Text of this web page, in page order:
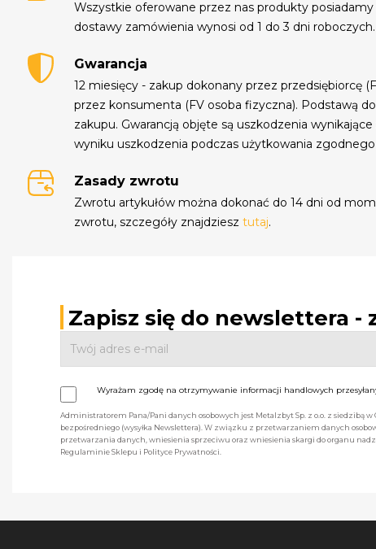
Wszystkie oferowane przez nas produkty
dostawy zamówienia wynosi od 1 do 3 dni roboczych.
Gwarancja
12 miesięcy - zakup dokonany przez przedsiębiorcę
przez konsumenta (FV osoba fizyczna). Podstawą
zakupu. Gwarancją objęte są uszkodzenia
wyniku uszkodzenia podczas użytkowania
Zasady zwrotu
Zwrotu artykułów można dokonać do 14 dni od
zwrotu, szczegóły znajdziesztutaj.
Zapisz się do newslettera -
Wyrażam zgodę na otrzymywanie informacji handlowych
Administratorem Pana/Pani danych osobowych jest Metalzbyt Sp. z o.o. z siedzibą
bezpośredniego (wysyłka Newslettera). W związku z przetwarzaniem danych
przetwarzania danych, wniesienia sprzeciwu oraz wniesienia skargi do organu
Regulaminie Sklepu i Polityce Prywatności.